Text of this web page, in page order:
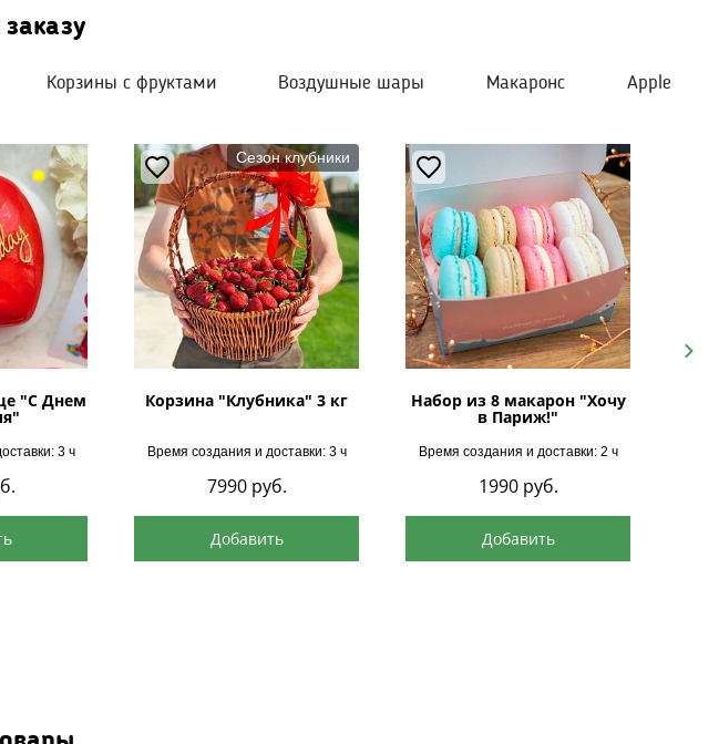
Корзины с фруктами Воздушные шары Макаронс Apple
"С Днем
3 ч
Сезон клубники
Корзина "Клубника" 3 кг
Время создания и доставки: 3 ч
7990 руб.
Добавить
Набор из 8 макарон "Хочу
в Париж!"
Время создания и доставки: 2 ч
1990 руб.
Добавить
Next